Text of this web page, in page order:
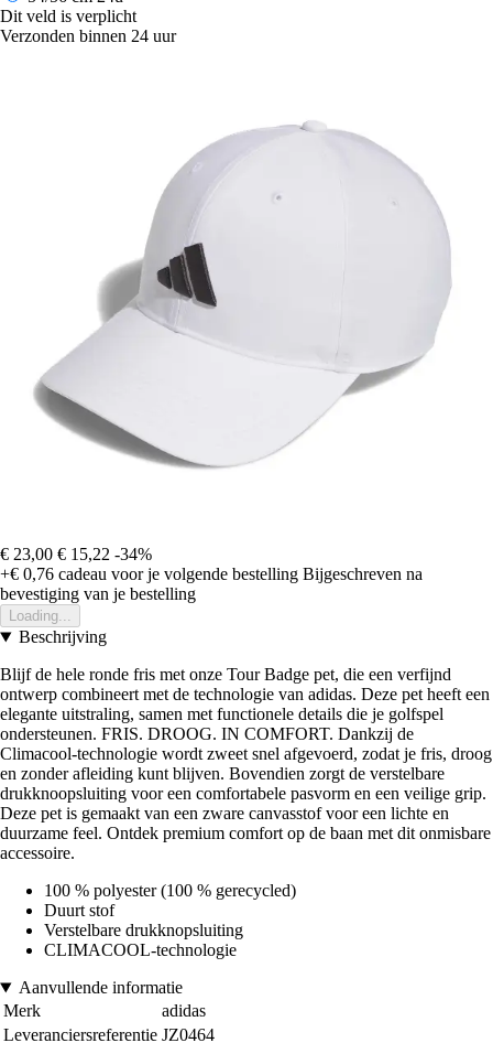
Dit veld is verplicht
Verzonden binnen 24 uur
€ 23,00 € 15,22 -34%
+€ 0,76 cadeau voor je volgende bestelling Bijgeschreven na
bevestiging van je bestelling
Loading...
Beschrijving
Blijf de hele ronde fris met onze Tour Badge pet, die een verfijnd
ontwerp combineert met de technologie van adidas. Deze pet heeft een
elegante uitstraling, samen met functionele details die je golfspel
ondersteunen. FRIS. DROOG. IN COMFORT. Dankzij de
Climacool-technologie wordt zweet snel afgevoerd, zodat je fris, droog
en zonder afleiding kunt blijven. Bovendien zorgt de verstelbare
drukknoopsluiting voor een comfortabele pasvorm en een veilige grip.
Deze pet is gemaakt van een zware canvasstof voor een lichte en
duurzame feel. Ontdek premium comfort op de baan met dit onmisbare
accessoire.
100 % polyester (100 % gerecycled)
Duurt stof
Verstelbare drukknopsluiting
CLIMACOOL-technologie
Aanvullende informatie
Merk
adidas
Leveranciersreferentie JZ0464